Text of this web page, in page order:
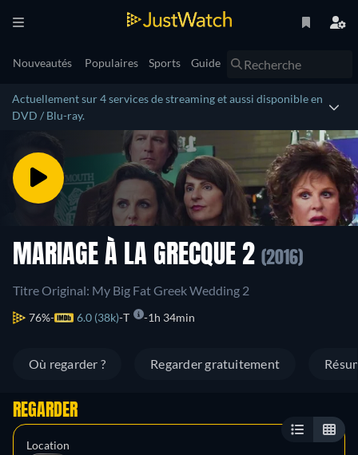
Nouveautés Populaires Sports Guide
Actuellement sur 4 services de streaming et aussi disponible en
DVD / Blu-ray.
MARIAGE À LA GRECQUE 2 (2016)
Titre Original: My Big Fat Greek Wedding 2
76% 6.0 (38k) T 1h 34min
Où regarder ? Regarder gratuitement
REGARDER
Location